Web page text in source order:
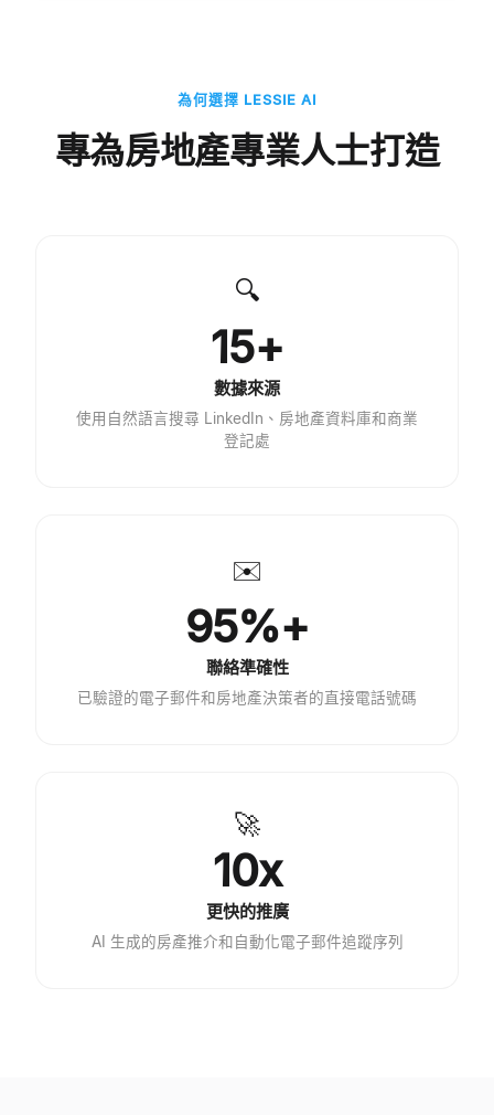
為何選擇 LESSIE AI
專為房地產專業人士打造
🔍
15+
數據來源
使用自然語言搜尋 LinkedIn、房地產資料庫和商業
登記處
✉️
95%+
聯絡準確性
已驗證的電子郵件和房地產決策者的直接電話號碼
🚀
10x
更快的推廣
AI 生成的房產推介和自動化電子郵件追蹤序列